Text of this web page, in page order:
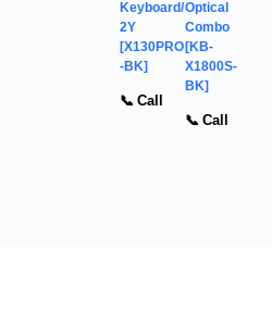
Keyboard/
2Y
[X130PRO
-BK]
📞 Call
Optical
Combo
[KB-
X1800S-
BK]
📞 Call